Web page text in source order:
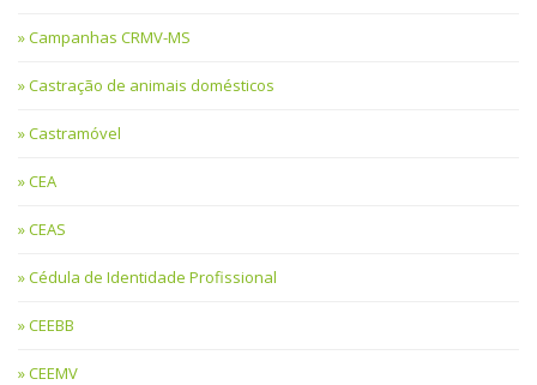
Campanhas CRMV-MS
Castração de animais domésticos
Castramóvel
CEA
CEAS
Cédula de Identidade Profissional
CEEBB
CEEMV